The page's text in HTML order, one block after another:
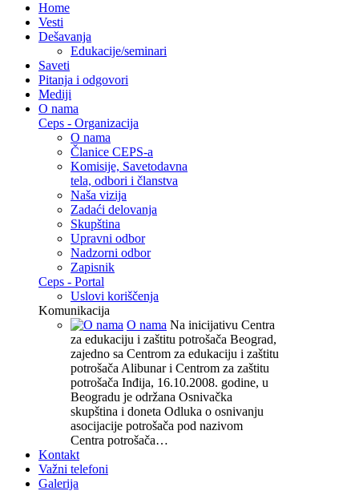
Home
Vesti
Dešavanja
Edukacije/seminari
Saveti
Pitanja i odgovori
Mediji
O nama
Ceps - Organizacija
O nama
Članice CEPS-a
Komisije, Savetodavna
tela, odbori i članstva
Naša vizija
Zadaći delovanja
Skupština
Upravni odbor
Nadzorni odbor
Zapisnik
Ceps - Portal
Uslovi koriščenja
Komunikacija
O nama Na inicijativu Centra
za edukaciju i zaštitu potrošača Beograd,
zajedno sa Centrom za edukaciju i zaštitu
potrošača Alibunar i Centrom za zaštitu
potrošača Inđija, 16.10.2008. godine, u
Beogradu je održana Osnivačka
skupština i doneta Odluka o osnivanju
asocijacije potrošača pod nazivom
Centra potrošača…
Kontakt
Važni telefoni
Galerija